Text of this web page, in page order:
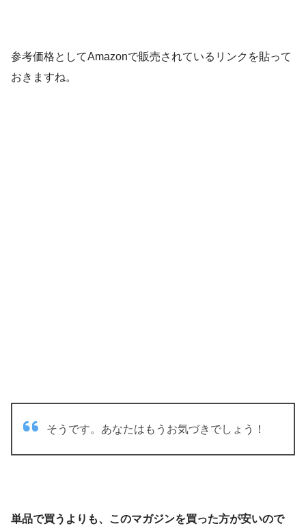
参考価格としてAmazonで販売されているリンクを貼って
おきますね。
そうです。あなたはもうお気づきでしょう！
単品で買うよりも、このマガジンを買った方が安いので